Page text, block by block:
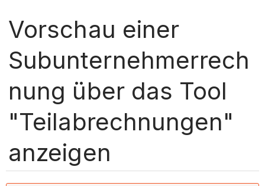
Vorschau einer
Subunternehmerrech
nung über das Tool
"Teilabrechnungen"
anzeigen